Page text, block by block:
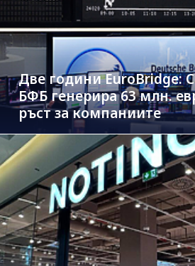
Две години EuroBridge:
БФБ генерира 63 млн.
ръст за компаниите